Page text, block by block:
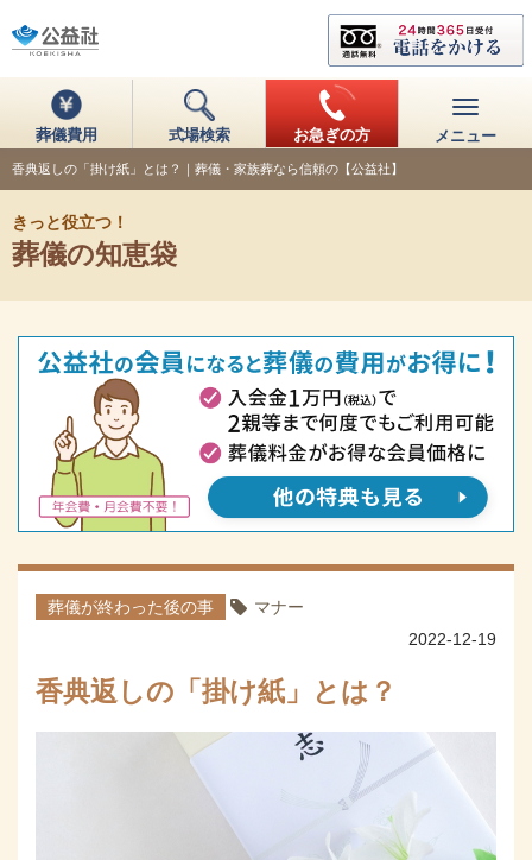
葬儀費用 式場検索 お急ぎの方 メニュー
香典返しの「掛け紙」とは？｜葬儀・家族葬なら信頼の【公益社】
きっと役立つ！
葬儀の知恵袋
葬儀が終わった後の事
マナー
2022-12-19
香典返しの「掛け紙」とは？